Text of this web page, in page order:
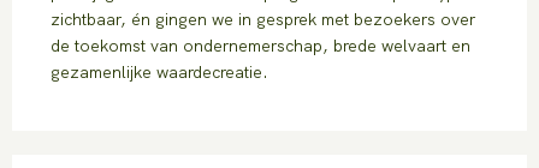
zichtbaar, én gingen we in gesprek met bezoekers over
de toekomst van ondernemerschap, brede welvaart en
gezamenlijke waardecreatie.